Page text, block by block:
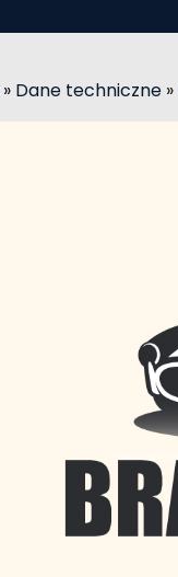
» Dane techniczne »